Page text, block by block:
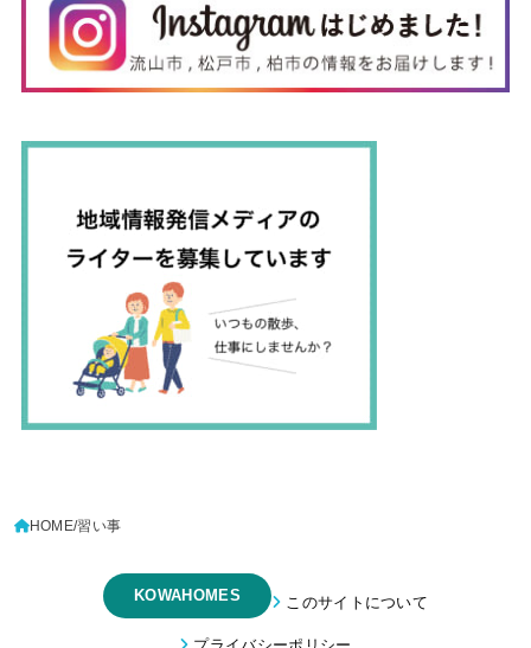
HOME 習い事
KOWAHOMES このサイトについて